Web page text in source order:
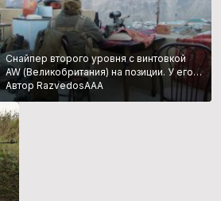
Снайпер второго уровня с винтовкой
AW (Великобритания) на позиции. У его
ног можно разглядеть «вторичку», в
виде СВД-С
Автор RazvedosAAA